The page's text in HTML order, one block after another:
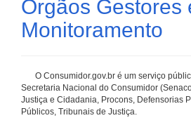
Órgãos Gestores
Monitoramento
O Consumidor.gov.br é um serviço
Secretaria Nacional do Consumidor
Justiça e Cidadania, Procons, Defensorias
Públicos, Tribunais de Justiça.